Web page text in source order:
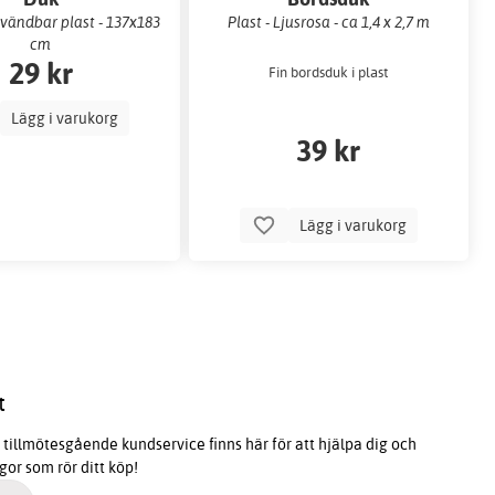
plast - 137x183
cm
29 kr
Lägg i varukorg
Plast - Ljusrosa - ca 1,4 x 2,7 m
Fin bordsduk i plast
39 kr
Lägg i varukorg
tillmötesgående kundservice finns här för att hjälpa dig och
som rör ditt köp!